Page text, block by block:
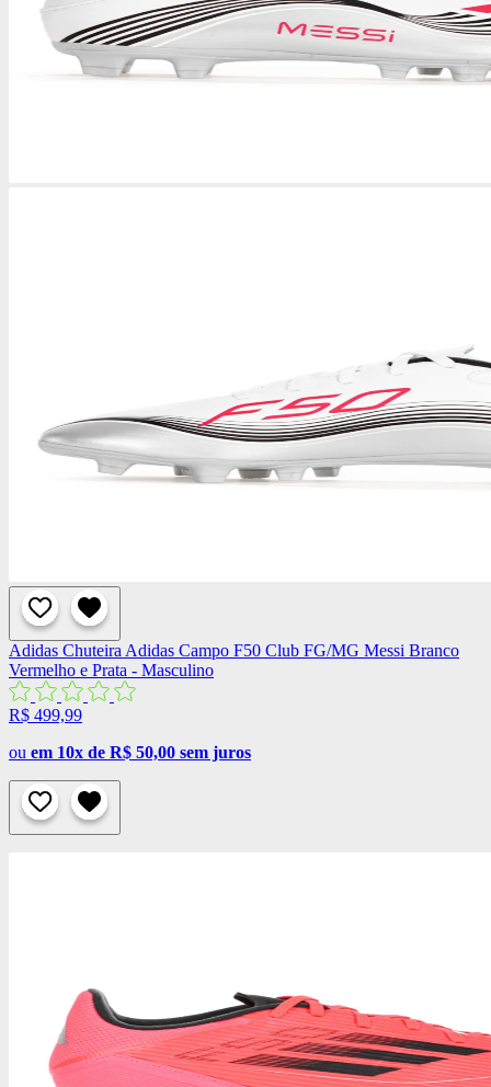
Adidas Chuteira Adidas Campo F50 Club FG/MG Messi Branco
Vermelho e Prata - Masculino
R$ 499,99
ou em 10x de R$ 50,00 sem juros